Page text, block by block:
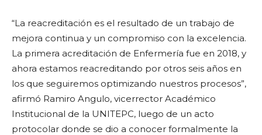
“La reacreditación es el resultado de un trabajo de
mejora continua y un compromiso con la excelencia.
La primera acreditación de Enfermería fue en 2018, y
ahora estamos reacreditando por otros seis años en
los que seguiremos optimizando nuestros procesos”,
afirmó Ramiro Angulo, vicerrector Académico
Institucional de la UNITEPC, luego de un acto
protocolar donde se dio a conocer formalmente la